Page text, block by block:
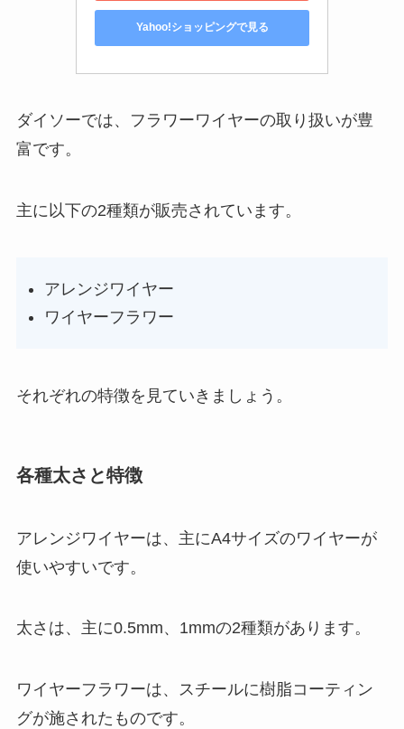
Yahoo!ショッピングで見る
ダイソーでは、フラワーワイヤーの取り扱いが豊
富です。
主に以下の2種類が販売されています。
アレンジワイヤー
ワイヤーフラワー
それぞれの特徴を見ていきましょう。
各種太さと特徴
アレンジワイヤーは、主にA4サイズのワイヤーが
使いやすいです。
太さは、主に0.5mm、1mmの2種類があります。
ワイヤーフラワーは、スチールに樹脂コーティン
グが施されたものです。